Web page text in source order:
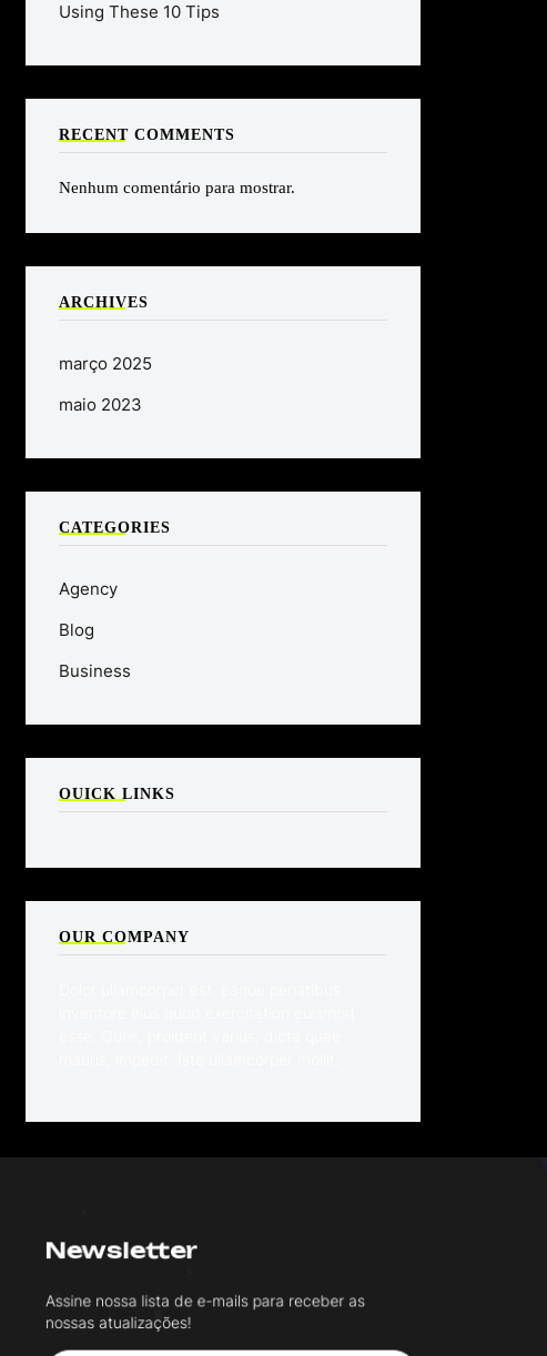
Using These 10 Tips
RECENT COMMENTS
Nenhum comentário para mostrar.
ARCHIVES
março 2025
maio 2023
CATEGORIES
Agency
Blog
Business
QUICK LINKS
OUR COMPANY
Newsletter
Assine nossa lista de e-mails para receber as
nossas atualizações!